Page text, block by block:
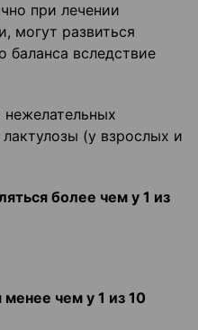
при лечении
могут развиться
баланса вследствие
(у взрослых и
более чем у 1 из
чем у 1 из 10